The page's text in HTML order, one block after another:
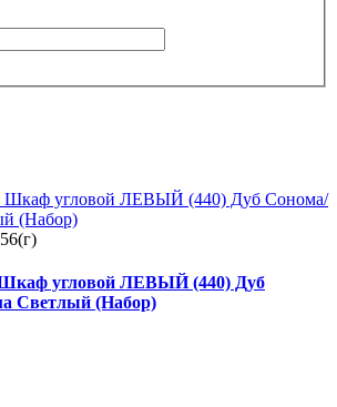
угловой ЛЕВЫЙ (440) Дуб
Светлый (Набор)